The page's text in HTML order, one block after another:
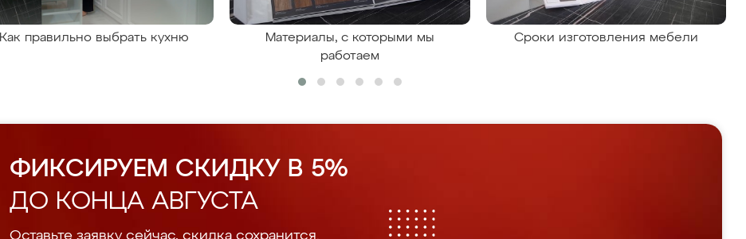
Как правильно выбрать кухню
Материалы, с которыми мы
работаем
Сроки изготовления мебели
ФИКСИРУЕМ СКИДКУ В 5%
ДО КОНЦА АВГУСТА
Оставьте заявку сейчас, скидка сохранится.